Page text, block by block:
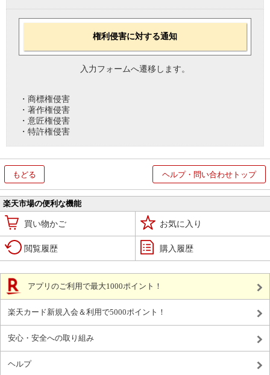
権利侵害に対する通知
入力フォームへ遷移します。
・商標権侵害
・著作権侵害
・意匠権侵害
・特許権侵害
もどる ヘルプ・問い合わせトップ
楽天市場の便利な機能
買い物かご お気に入り
閲覧履歴 購入履歴
アプリのご利用で最大1000ポイント！
楽天カード新規入会＆利用で5000ポイント！
安心・安全への取り組み
ヘルプ